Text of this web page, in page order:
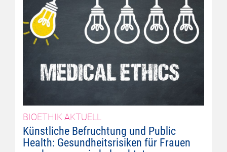
BIOETHIK AKTUELL
Künstliche Befruchtung und Public
Health: Gesundheitsrisiken für Frauen